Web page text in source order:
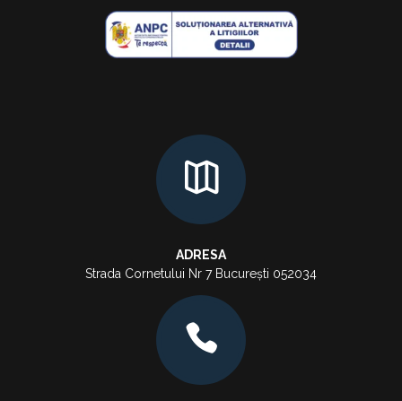
ADRESA
Strada Cornetului Nr 7 București 052034